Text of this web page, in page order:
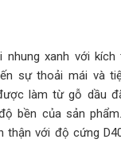
nhung xanh với
sự thoải mái và
làm từ gỗ dầu
bền của sản
thận với độ cứng